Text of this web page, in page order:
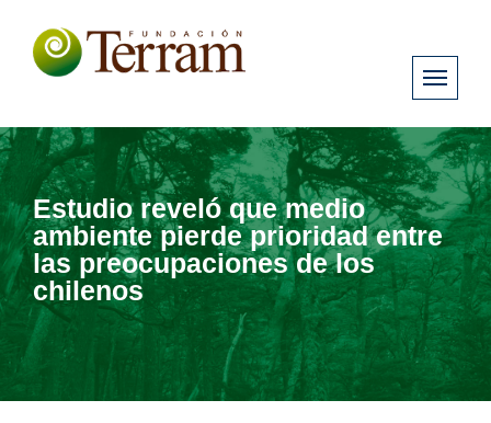
Estudio reveló que medio
ambiente pierde prioridad entre
las preocupaciones de los
chilenos